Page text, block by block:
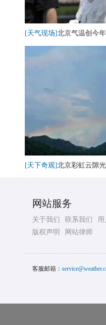
[天气现场]北京气温创今
[天下奇观]北京彩虹云隙
网站服务
关于我们 联系我们
版权声明
网站律师
客服邮箱：